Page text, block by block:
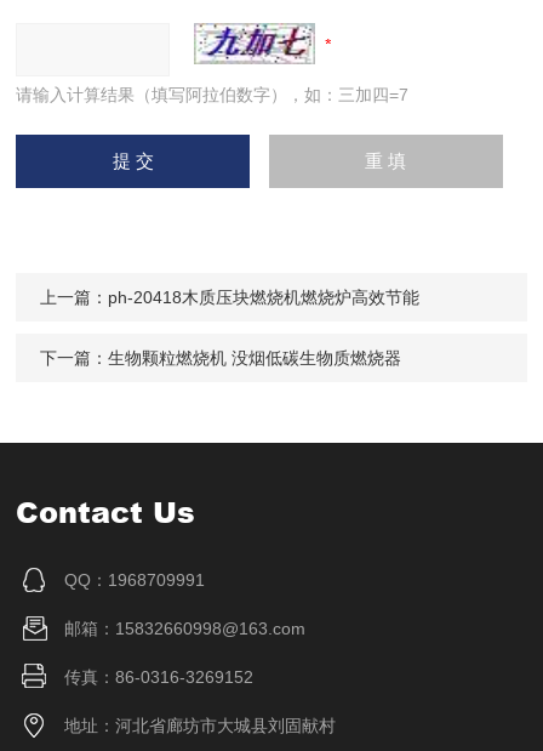
请输入计算结果（填写阿拉伯数字），如：三加四=7
上一篇： ph-20418木质压块燃烧机燃烧炉高效节能
下一篇：生物颗粒燃烧机 没烟低碳生物质燃烧器
Contact Us
QQ：1968709991
邮箱：15832660998@163.com
传真：86-0316-3269152
地址：河北省廊坊市大城县刘固献村